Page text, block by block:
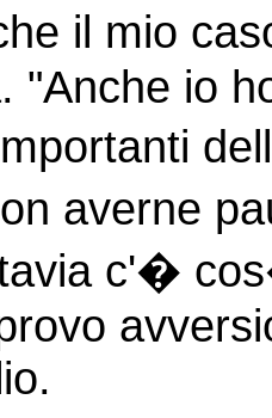
il mio
"Anche io
averne
c'�